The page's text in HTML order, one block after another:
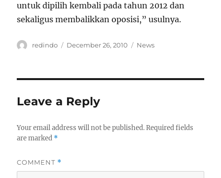
untuk dipilih kembali pada tahun 2012 dan
sekaligus membalikkan oposisi,” usulnya.
Author
redindo
Posted
December 26, 2010 Categories
News
Leave a Reply
Your email address will not be published. Required fields
are marked *
COMMENT *